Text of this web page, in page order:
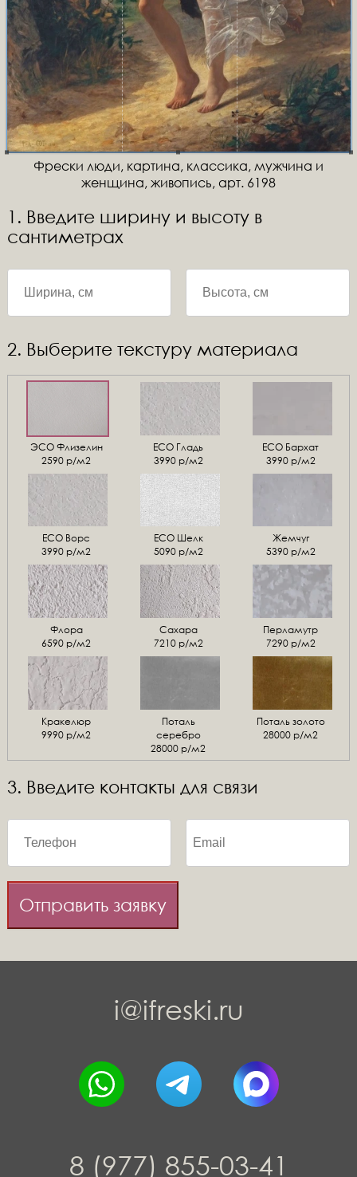
Фрески люди, картина, классика, мужчина и
женщина, живопись, арт. 6198
1. Введите ширину и высоту в
сантиметрах
2. Выберите текстуру материала
ЭСО Флизелин
2590 р/м2
ЕСО Гладь
3990 р/м2
ECO Бархат
3990 р/м2
ЕСО Ворс
3990 р/м2
ЕСО Шелк
5090 р/м2
Жемчуг
5390 р/м2
Флора
6590 р/м2
Сахара
7210 р/м2
Перламутр
7290 р/м2
Кракелюр
9990 р/м2
Поталь
серебро
28000 р/м2
Поталь золото
28000 р/м2
3. Введите контакты для связи
Отправить заявку
i@ifreski.ru
8 (977) 855-03-41